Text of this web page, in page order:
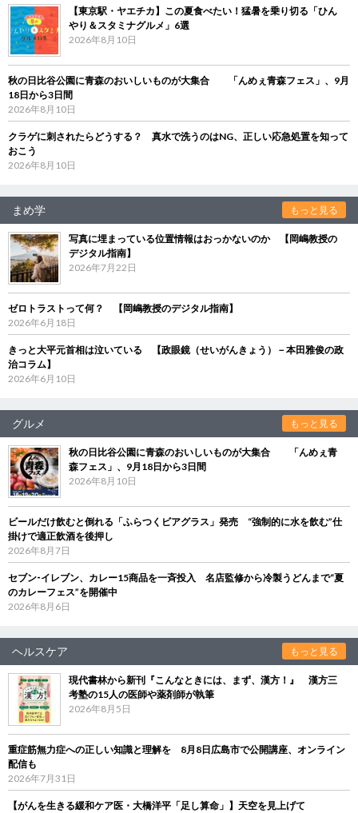
【東京駅・ヤエチカ】この夏食べたい！猛暑を乗り切る「ひん
やり＆スタミナグルメ」6選
2026年8月10日
秋の日比谷公園に青森のおいしいものが大集合 「んめぇ青森フェス」、9月
18日から3日間
2026年8月10日
クラゲに刺されたらどうする？ 真水で洗うのはNG、正しい応急処置を知って
おこう
2026年8月10日
まめ学 もっと見る
写真に埋まっている位置情報はおっかないのか 【岡嶋教授の
デジタル指南】
2026年7月22日
ゼロトラストって何？ 【岡嶋教授のデジタル指南】
2026年6月18日
きっと大平元首相は泣いている 【政眼鏡（せいがんきょう）－本田雅俊の政
治コラム】
2026年6月10日
グルメ もっと見る
秋の日比谷公園に青森のおいしいものが大集合 「んめぇ青
森フェス」、9月18日から3日間
2026年8月10日
ビールだけ飲むと倒れる「ふらつくビアグラス」発売 “強制的に水を飲む”仕
掛けで適正飲酒を後押し
2026年8月7日
セブン‐イレブン、カレー15商品を一斉投入 名店監修から冷製うどんまで“夏
のカレーフェス”を開催中
2026年8月6日
ヘルスケア もっと見る
現代書林から新刊『こんなときには、まず、漢方！』 漢方三
考塾の15人の医師や薬剤師が執筆
2026年8月5日
重症筋無力症への正しい知識と理解を 8月8日広島市で公開講座、オンライン
配信も
2026年7月31日
【がんを生きる緩和ケア医・大橋洋平「足し算命」】天空を見上げて